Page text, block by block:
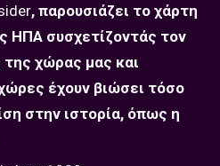
, παρουσιάζει το χάρτη
ΗΠΑ συσχετίζοντάς τον
χώρας μας και
έχουν βιώσει τόσο
στην ιστορία, όπως η